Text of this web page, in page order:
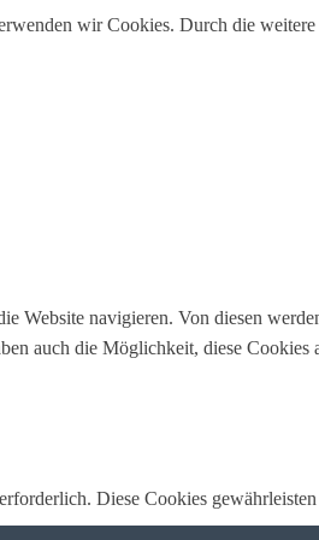
wir Cookies. Durch die
Website navigieren. Von diesen
auch die Möglichkeit, diese
Diese Cookies